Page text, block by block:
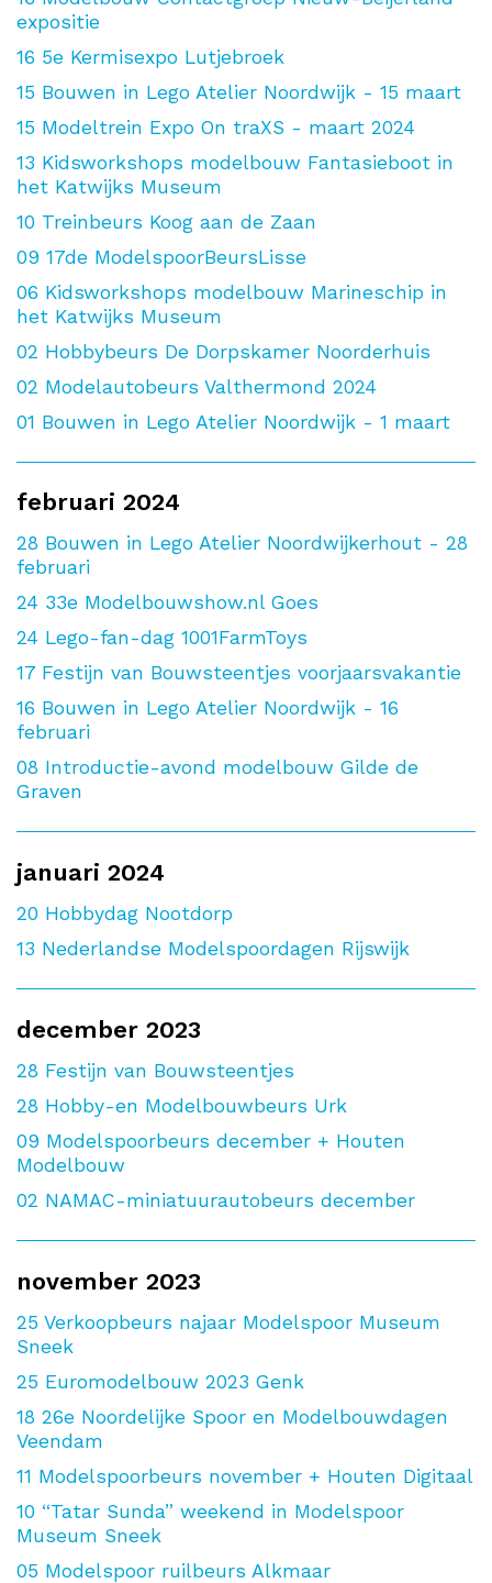
expositie
16 5e Kermisexpo Lutjebroek
15 Bouwen in Lego Atelier Noordwijk - 15 maart
15 Modeltrein Expo On traXS - maart 2024
13 Kidsworkshops modelbouw Fantasieboot in
het Katwijks Museum
10 Treinbeurs Koog aan de Zaan
09 17de ModelspoorBeursLisse
06 Kidsworkshops modelbouw Marineschip in
het Katwijks Museum
02 Hobbybeurs De Dorpskamer Noorderhuis
02 Modelautobeurs Valthermond 2024
01 Bouwen in Lego Atelier Noordwijk - 1 maart
februari 2024
28 Bouwen in Lego Atelier Noordwijkerhout - 28
februari
24 33e Modelbouwshow.nl Goes
24 Lego-fan-dag 1001FarmToys
17 Festijn van Bouwsteentjes voorjaarsvakantie
16 Bouwen in Lego Atelier Noordwijk - 16
februari
08 Introductie-avond modelbouw Gilde de
Graven
januari 2024
20 Hobbydag Nootdorp
13 Nederlandse Modelspoordagen Rijswijk
december 2023
28 Festijn van Bouwsteentjes
28 Hobby-en Modelbouwbeurs Urk
09 Modelspoorbeurs december + Houten
Modelbouw
02 NAMAC-miniatuurautobeurs december
november 2023
25 Verkoopbeurs najaar Modelspoor Museum
Sneek
25 Euromodelbouw 2023 Genk
18 26e Noordelijke Spoor en Modelbouwdagen
Veendam
11 Modelspoorbeurs november + Houten Digitaal
10 “Tatar Sunda” weekend in Modelspoor
Museum Sneek
05 Modelspoor ruilbeurs Alkmaar